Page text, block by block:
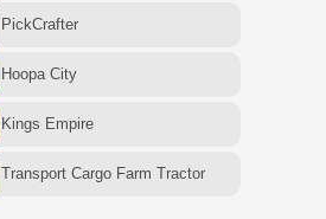
PickCrafter
Hoopa City
Kings Empire
Transport Cargo Farm Tractor